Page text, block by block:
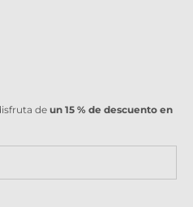
de un 15 % de descuento en